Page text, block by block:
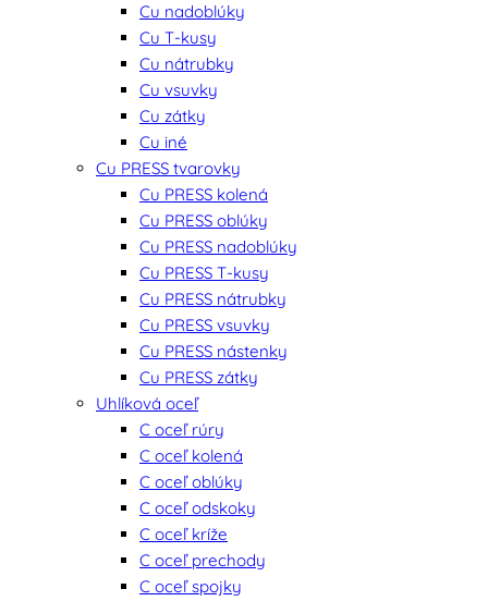
Cu nadoblúky
Cu T-kusy
Cu nátrubky
Cu vsuvky
Cu zátky
Cu iné
Cu PRESS tvarovky
Cu PRESS kolená
Cu PRESS oblúky
Cu PRESS nadoblúky
Cu PRESS T-kusy
Cu PRESS nátrubky
Cu PRESS vsuvky
Cu PRESS nástenky
Cu PRESS zátky
Uhlíková oceľ
C oceľ rúry
C oceľ kolená
C oceľ oblúky
C oceľ odskoky
C oceľ kríže
C oceľ prechody
C oceľ spojky